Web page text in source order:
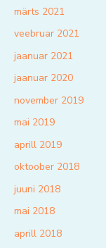
märts 2021
veebruar 2021
jaanuar 2021
jaanuar 2020
november 2019
mai 2019
aprill 2019
oktoober 2018
juuni 2018
mai 2018
aprill 2018